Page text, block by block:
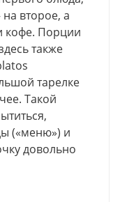
второе, а
кофе. Порции
также
тарелке
Такой
(«меню») и
довольно